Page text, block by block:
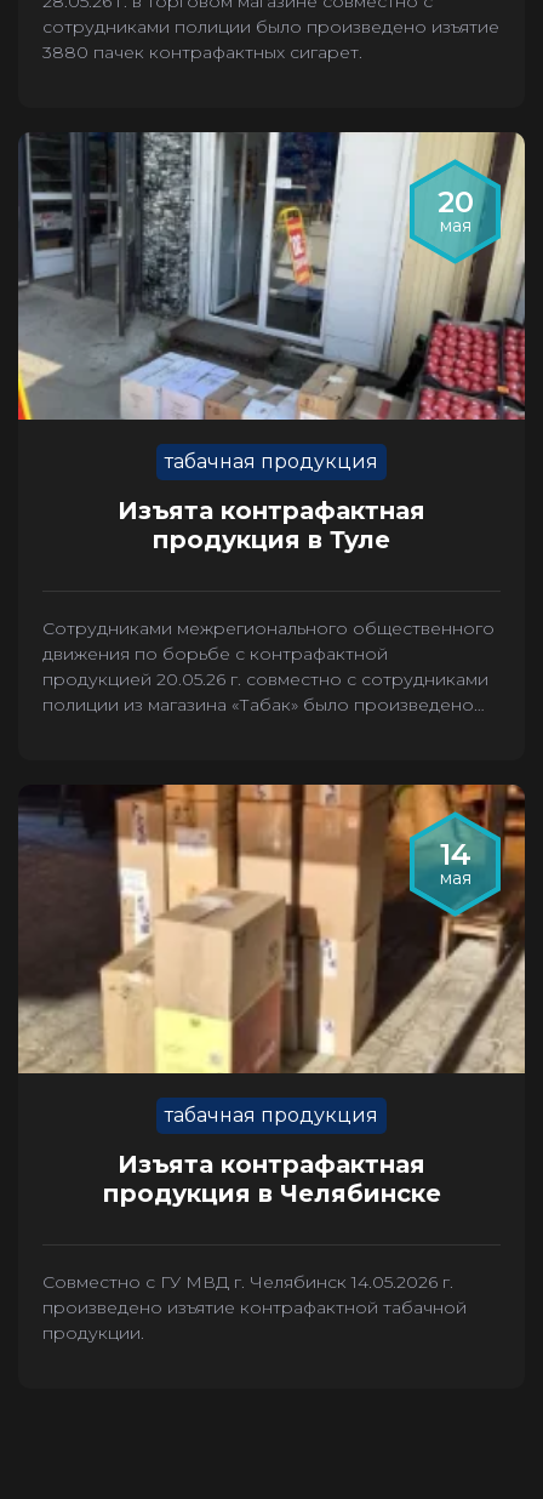
сотрудниками полиции было произведено изъятие
3880 пачек контрафактных сигарет.
20
мая
табачная продукция
Изъята контрафактная
продукция в Туле
Сотрудниками межрегионального общественного
движения по борьбе с контрафактной
продукцией 20.05.26 г. совместно с сотрудниками
полиции из магазина «Табак» было произведено
14
мая
табачная продукция
Изъята контрафактная
продукция в Челябинске
Совместно с ГУ МВД г. Челябинск 14.05.2026 г.
произведено изъятие контрафактной табачной
продукции.